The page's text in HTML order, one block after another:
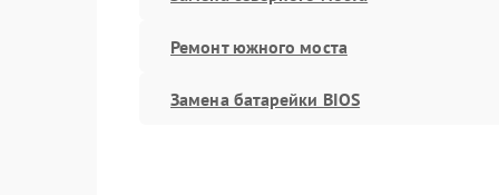
Ремонт южного моста
Замена батарейки BIOS